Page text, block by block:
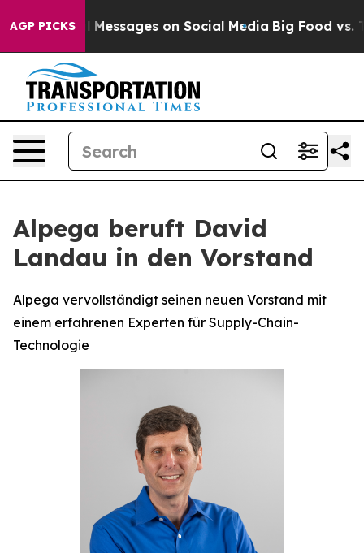
AGP PICKSMessages on Social Media Big Food vs. The
Alpega beruft David
Landau in den Vorstand
Alpega vervollständigt seinen neuen Vorstand mit
einem erfahrenen Experten für Supply-Chain-
Technologie